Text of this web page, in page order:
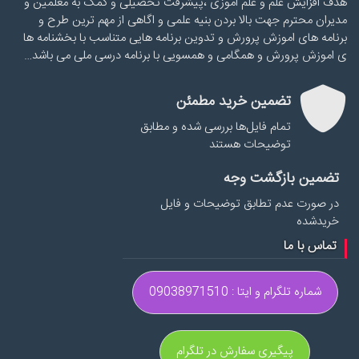
مدیران محترم جهت بالا بردن بنیه علمی و اگاهی از مهم ترین طرح و
برنامه های اموزش پرورش و تدوین برنامه هایی متناسب با بخشنامه ها
ی اموزش پرورش و همگامی و همسویی با برنامه درسی ملی می باشد…
تضمین خرید مطمئن
تمام فایل‌ها بررسی شده و مطابق
توضیحات هستند
تضمین بازگشت وجه
در صورت عدم تطابق توضیحات و فایل
خریدشده
تماس با ما
شماره تلگرام و ایتا : 09038971510
پیگیری سفارش در تلگرام